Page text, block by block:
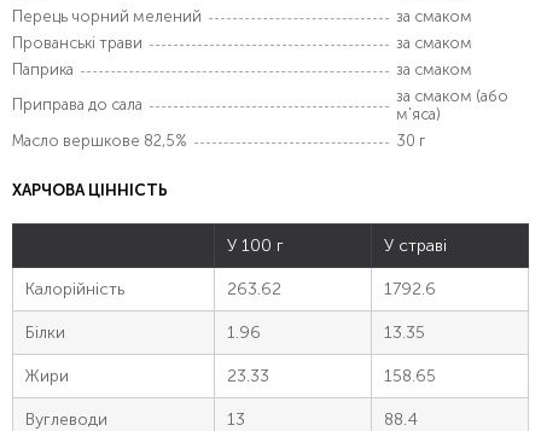
Перець чорний мелений
за смаком
Прованські трави
за смаком
Паприка
за смаком
Приправа до сала
за смаком (або
м'яса)
Масло вершкове 82,5%
30 г
ХАРЧОВА ЦІННІСТЬ
У 100 г У страві
Калорійність 263.62 1792.6
Білки 1.96 13.35
Жири 23.33 158.65
Вуглеводи 13 88.4